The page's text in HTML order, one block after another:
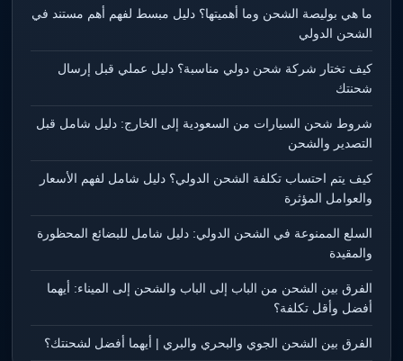
ما هي بوليصة الشحن وما أهميتها؟ دليل مبسط لفهم أهم مستند في
الشحن الدولي
كيف تختار شركة شحن دولي مناسبة؟ دليل عملي قبل إرسال
شحنتك
شروط شحن السيارات من السعودية إلى الخارج: دليل شامل قبل
التصدير والشحن
كيف يتم احتساب تكلفة الشحن الدولي؟ دليل شامل لفهم الأسعار
والعوامل المؤثرة
السلع الممنوعة في الشحن الدولي: دليل شامل للبضائع المحظورة
والمقيدة
الفرق بين الشحن من الباب إلى الباب والشحن إلى الميناء: أيهما
أفضل وأقل تكلفة؟
الفرق بين الشحن الجوي والبحري والبري | أيهما أفضل لشحنتك؟